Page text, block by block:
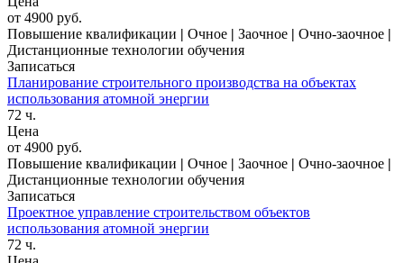
от 4900 руб.
Повышение квалификации | Очное | Заочное | Очно-заочное |
Дистанционные технологии обучения
Записаться
Планирование строительного производства на объектах
использования атомной энергии
72 ч.
Цена
от 4900 руб.
Повышение квалификации | Очное | Заочное | Очно-заочное |
Дистанционные технологии обучения
Записаться
Проектное управление строительством объектов
использования атомной энергии
72 ч.